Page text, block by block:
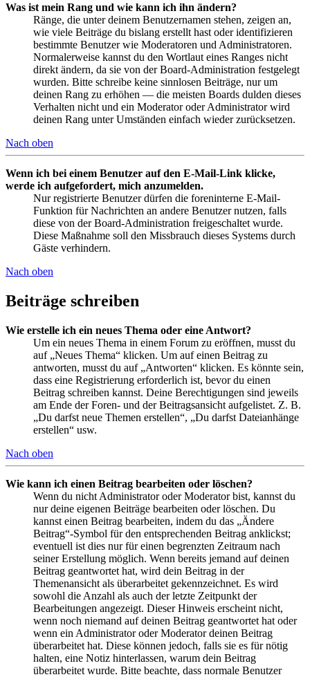
Was ist mein Rang und wie kann ich ihn ändern?
Ränge, die unter deinem Benutzernamen stehen, zeigen an,
wie viele Beiträge du bislang erstellt hast oder identifizieren
bestimmte Benutzer wie Moderatoren und Administratoren.
Normalerweise kannst du den Wortlaut eines Ranges nicht
direkt ändern, da sie von der Board-Administration festgelegt
wurden. Bitte schreibe keine sinnlosen Beiträge, nur um
deinen Rang zu erhöhen — die meisten Boards dulden dieses
Verhalten nicht und ein Moderator oder Administrator wird
deinen Rang unter Umständen einfach wieder zurücksetzen.
Nach oben
Wenn ich bei einem Benutzer auf den E-Mail-Link klicke,
werde ich aufgefordert, mich anzumelden.
Nur registrierte Benutzer dürfen die foreninterne E-Mail-
Funktion für Nachrichten an andere Benutzer nutzen, falls
diese von der Board-Administration freigeschaltet wurde.
Diese Maßnahme soll den Missbrauch dieses Systems durch
Gäste verhindern.
Nach oben
Beiträge schreiben
Wie erstelle ich ein neues Thema oder eine Antwort?
Um ein neues Thema in einem Forum zu eröffnen, musst du
auf „Neues Thema“ klicken. Um auf einen Beitrag zu
antworten, musst du auf „Antworten“ klicken. Es könnte sein,
dass eine Registrierung erforderlich ist, bevor du einen
Beitrag schreiben kannst. Deine Berechtigungen sind jeweils
am Ende der Foren- und der Beitragsansicht aufgelistet. Z. B.
„Du darfst neue Themen erstellen“, „Du darfst Dateianhänge
erstellen“ usw.
Nach oben
Wie kann ich einen Beitrag bearbeiten oder löschen?
Wenn du nicht Administrator oder Moderator bist, kannst du
nur deine eigenen Beiträge bearbeiten oder löschen. Du
kannst einen Beitrag bearbeiten, indem du das „Ändere
Beitrag“-Symbol für den entsprechenden Beitrag anklickst;
eventuell ist dies nur für einen begrenzten Zeitraum nach
seiner Erstellung möglich. Wenn bereits jemand auf deinen
Beitrag geantwortet hat, wird dein Beitrag in der
Themenansicht als überarbeitet gekennzeichnet. Es wird
sowohl die Anzahl als auch der letzte Zeitpunkt der
Bearbeitungen angezeigt. Dieser Hinweis erscheint nicht,
wenn noch niemand auf deinen Beitrag geantwortet hat oder
wenn ein Administrator oder Moderator deinen Beitrag
überarbeitet hat. Diese können jedoch, falls sie es für nötig
halten, eine Notiz hinterlassen, warum dein Beitrag
überarbeitet wurde. Bitte beachte, dass normale Benutzer